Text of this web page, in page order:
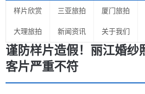
样片欣赏 三亚旅拍 厦门旅拍
大理旅拍 新闻资讯 关于我们
谨防样片造假！丽江婚纱
客片严重不符